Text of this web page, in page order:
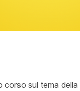
sul tema